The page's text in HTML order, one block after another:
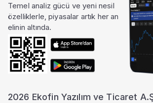
Temel analiz gücü ve yeni nesil
özelliklerle, piyasalar artık her an
elinin altında.
2026 Ekofin Yazılım ve Ticaret